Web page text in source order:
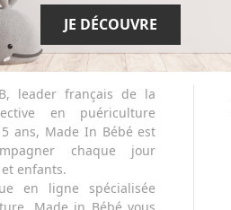
JE DÉCOUVRE
leader français de la
en puériculture
ans, Made In Bébé est
chaque jour
enfants.
en ligne spécialisée